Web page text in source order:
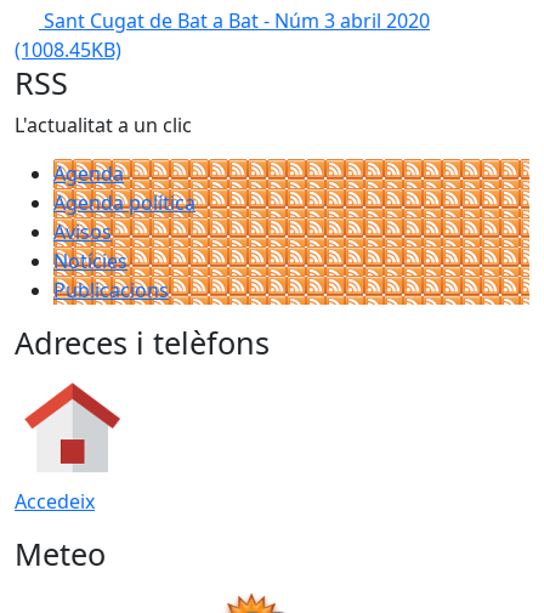
Sant Cugat de Bat a Bat - Núm 3 abril 2020
(1008.45KB)
RSS
L'actualitat a un clic
Agenda
Agenda política
Avisos
Notícies
Publicacions
Adreces i telèfons
Accedeix
Meteo